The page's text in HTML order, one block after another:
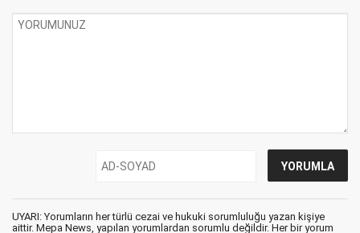
UYARI: Yorumların her türlü cezai ve hukuki sorumluluğu yazan kişiye
aittir. Mepa News, yapılan yorumlardan sorumlu değildir. Her bir yorum